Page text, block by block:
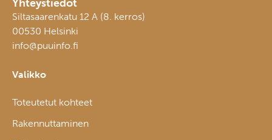
Yhteystiedot
Siltasaarenkatu 12 A (8. kerros)
00530 Helsinki
info@puuinfo.fi
Valikko
Toteutetut kohteet
Rakennuttaminen